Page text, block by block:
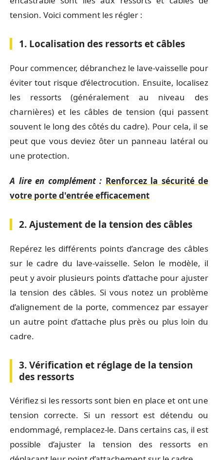
tension. Voici comment les régler :
1. Localisation des ressorts et câbles
Pour commencer, débranchez le lave-vaisselle pour
éviter tout risque d’électrocution. Ensuite, localisez
les ressorts (généralement au niveau des
charnières) et les câbles de tension (qui passent
souvent le long des côtés du cadre). Pour cela, il se
peut que vous deviez ôter un panneau latéral ou
une protection.
A lire en complément : Renforcez la sécurité de
votre porte d'entrée efficacement
2. Ajustement de la tension des câbles
Repérez les différents points d’ancrage des câbles
sur le cadre du lave-vaisselle. Selon le modèle, il
peut y avoir plusieurs points d’attache pour ajuster
la tension des câbles. Si vous notez un problème
d’alignement de la porte, commencez par essayer
un autre point d’attache plus près ou plus loin du
cadre.
3. Vérification et réglage de la tension
des ressorts
Vérifiez si les ressorts sont bien en place et ont une
tension correcte. Si un ressort est détendu ou
endommagé, remplacez-le. Dans certains cas, il est
possible d’ajuster la tension des ressorts en